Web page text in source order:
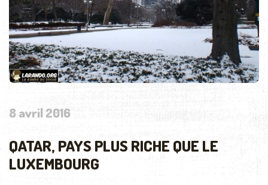
8 avril 2016
QATAR, PAYS PLUS RICHE QUE LE
LUXEMBOURG